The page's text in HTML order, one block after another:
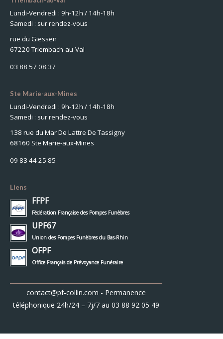
Lundi-Vendredi : 9h-12h / 14h-18h
Samedi : sur rendez-vous
rue du Giessen
67220 Triembach-au-Val
03 88 57 08 37
Ste Marie-aux-Mines
Lundi-Vendredi : 9h-12h / 14h-18h
Samedi : sur rendez-vous
138 rue du Mar De Lattre De Tassigny
68160 Ste Marie-aux-Mines
09 83 44 25 85
Liens
FFPF
Fédération Française des Pompes Funèbres
UPF67
Union des Pompes Funèbres du Bas-Rhin
OFPF
Office Français de Prévoyance Funéraire
contact@pf-collin.com - Permanence
téléphonique 24h/24 – 7j/7 au 03 88 92 05 49